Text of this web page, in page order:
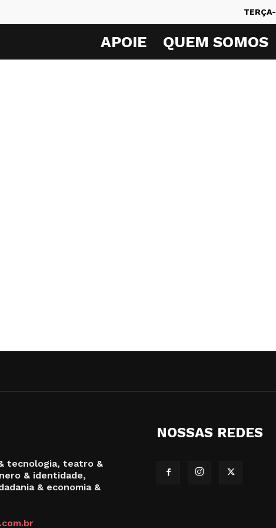
APOIE QUEM SOMOS
tecnologia, teatro &
& identidade,
& economia &
NOSSAS REDES